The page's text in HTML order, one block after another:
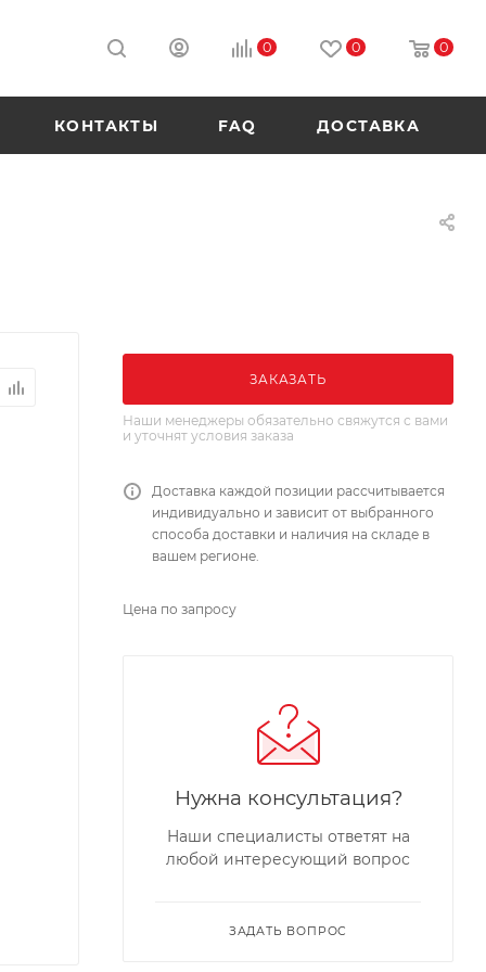
0 0 0
КОНТАКТЫ FAQ ДОСТАВКА
ЗАКАЗАТЬ
Наши менеджеры обязательно свяжутся с вами
и уточнят условия заказа
Доставка каждой позиции рассчитывается
индивидуально и зависит от выбранного
способа доставки и наличия на складе в
вашем регионе.
Цена по запросу
Нужна консультация?
Наши специалисты ответят на
любой интересующий вопрос
ЗАДАТЬ ВОПРОС